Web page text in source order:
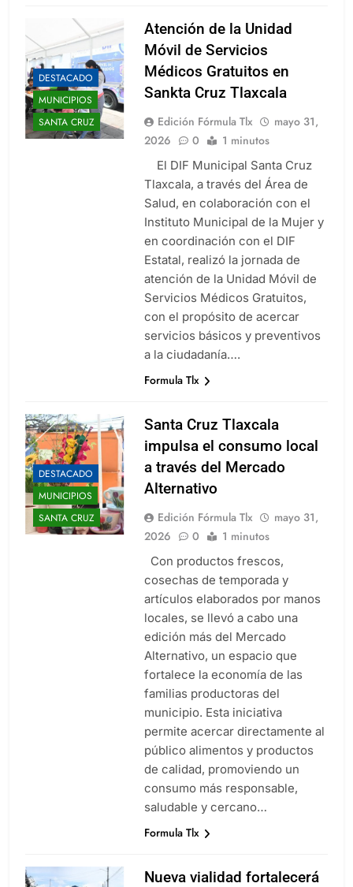
DESTACADO
MUNICIPIOS
SANTA CRUZ
Atención de la Unidad
Móvil de Servicios
Médicos Gratuitos en
Sankta Cruz Tlaxcala
Edición Fórmula Tlx
mayo 31,
2026
0 1 minutos
El DIF Municipal Santa Cruz
Tlaxcala, a través del Área de
Salud, en colaboración con el
Instituto Municipal de la Mujer y
en coordinación con el DIF
Estatal, realizó la jornada de
atención de la Unidad Móvil de
Servicios Médicos Gratuitos,
con el propósito de acercar
servicios básicos y preventivos
a la ciudadanía….
Formula Tlx
DESTACADO
MUNICIPIOS
SANTA CRUZ
Santa Cruz Tlaxcala
impulsa el consumo local
a través del Mercado
Alternativo
Edición Fórmula Tlx
mayo 31,
2026
0 1 minutos
Con productos frescos,
cosechas de temporada y
artículos elaborados por manos
locales, se llevó a cabo una
edición más del Mercado
Alternativo, un espacio que
fortalece la economía de las
familias productoras del
municipio. Esta iniciativa
permite acercar directamente al
público alimentos y productos
de calidad, promoviendo un
consumo más responsable,
saludable y cercano…
Formula Tlx
Nueva vialidad fortalecerá